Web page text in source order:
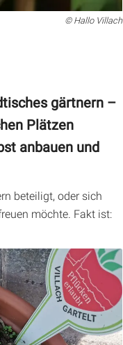
Hallo Villach
gärtnern –
Plätzen
anbauen und
beteiligt, oder sich
möchte. Fakt ist: